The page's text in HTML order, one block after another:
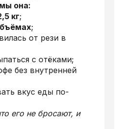
она:
кг;
;
от рези в
с отёками;
без внутренней
вкус еды по-
его не бросают, и